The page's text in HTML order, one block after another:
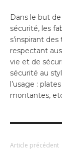
Dans le but
sécurité, les
s’inspirant
respectant
vie et de
sécurité au
l’usage :
montantes,
Article précédent